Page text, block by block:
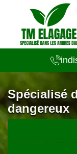
Spécialisé
dangereux